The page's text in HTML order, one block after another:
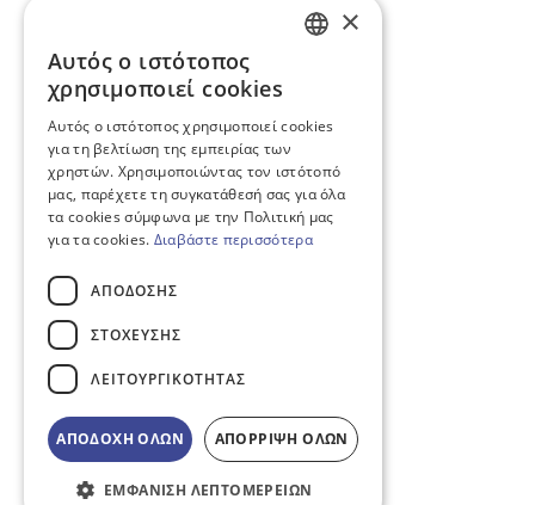
×
Αυτός ο ιστότοπος
χρησιμοποιεί cookies
Αυτός ο ιστότοπος χρησιμοποιεί cookies
για τη βελτίωση της εμπειρίας των
χρηστών. Χρησιμοποιώντας τον ιστότοπό
μας, παρέχετε τη συγκατάθεσή σας για όλα
τα cookies σύμφωνα με την Πολιτική μας
για τα cookies. Διαβάστε περισσότερα
ΑΠΌΔΟΣΗΣ
ΣΤΌΧΕΥΣΗΣ
ΛΕΙΤΟΥΡΓΙΚΌΤΗΤΑΣ
ΑΠΟΔΟΧΗ ΟΛΩΝ ΑΠΟΡΡΙΨΗ ΟΛΩΝ
ΕΜΦΆΝΙΣΗ ΛΕΠΤΟΜΕΡΕΙΏΝ